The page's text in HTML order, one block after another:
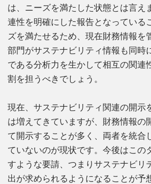
は、ニーズを満たした状態とは言え
連性を明確にした報告となっている
ズを満たせるため、現在財務情報を
部門がサステナビリティ情報も同時
である分析力を生かして相互の関連
割を担うべきでしょう。
現在、サステナビリティ関連の開示
は増えてきていますが、財務情報の
て開示することが多く、両者を統合
ていないのが現状です。今後はこの
すような要請、つまりサステナビリ
出が求められるようになることが予